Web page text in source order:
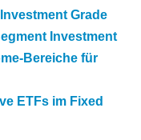
Grade
Investment
Bereiche für
ETFs im Fixed